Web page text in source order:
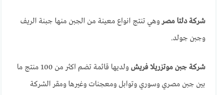
شركة دلتا مصروهي تنتج انواع معينة من الجبن منها جبنة الريف
وجبن جولد.
شركة جبن موتزريلا فريش
ولديها قائمة تضم اكثر من 100 منتج ما
بين جبن مصري وسوري وتوابل ومعجنات وغيرها ومقر الشركة